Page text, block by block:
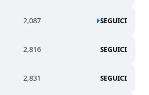
2,087 SEGUICI
2,816 SEGUICI
2,831 SEGUICI